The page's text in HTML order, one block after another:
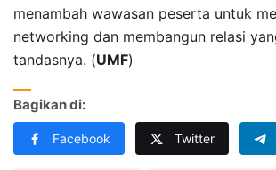
menambah wawasan peserta untuk
networking dan membangun relasi
tandasnya. (UMF)
Bagikan di:
Facebook Twitter